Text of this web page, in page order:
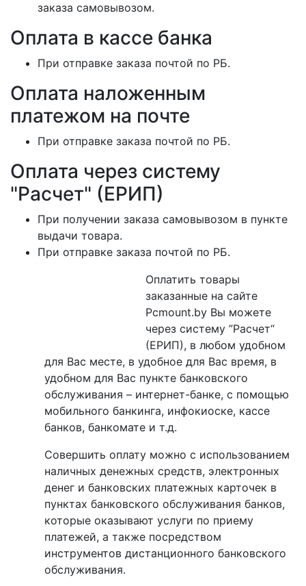
заказа самовывозом.
Оплата в кассе банка
При отправке заказа почтой по РБ.
Оплата наложенным
платежом на почте
При отправке заказа почтой по РБ.
Оплата через систему
"Расчет" (ЕРИП)
При получении заказа самовывозом в пункте
выдачи товара.
При отправке заказа почтой по РБ.
Оплатить товары
заказанные на сайте
Pcmount.by Вы можете
через систему ”Расчет“
(ЕРИП), в любом удобном
для Вас месте, в удобное для Вас время, в
удобном для Вас пункте банковского
обслуживания – интернет-банке, с помощью
мобильного банкинга, инфокиоске, кассе
банков, банкомате и т.д.
Совершить оплату можно с использованием
наличных денежных средств, электронных
денег и банковских платежных карточек в
пунктах банковского обслуживания банков,
которые оказывают услуги по приему
платежей, а также посредством
инструментов дистанционного банковского
обслуживания.